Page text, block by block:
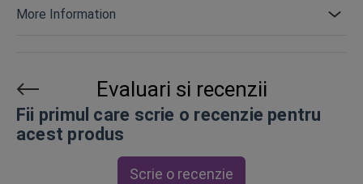
More Information
Evaluari si recenzii
Fii primul care scrie o recenzie pentru
acest produs
Scrie o recenzie